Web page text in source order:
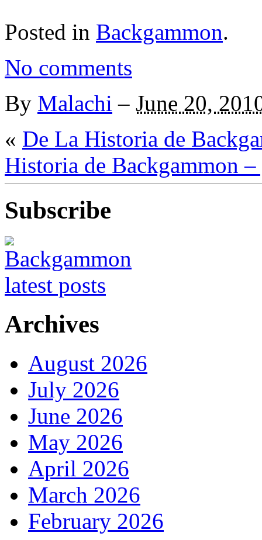
Posted in Backgammon.
No comments
By Malachi – June 20,
« De La Historia de
Historia de Backgammon
Subscribe
Archives
August 2026
July 2026
June 2026
May 2026
April 2026
March 2026
February 2026